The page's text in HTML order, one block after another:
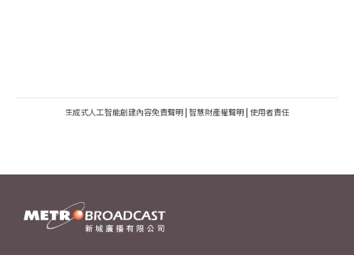
生成式人工智能創建內容免責聲明 | 智慧財產權聲明 | 使用者責任